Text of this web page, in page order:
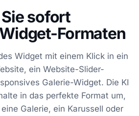
sofort
Formaten
Widget mit einem Klick in ein
ein Website-Slider-
Galerie-Widget. Die KI
in das perfekte Format um,
Galerie, ein Karussell oder